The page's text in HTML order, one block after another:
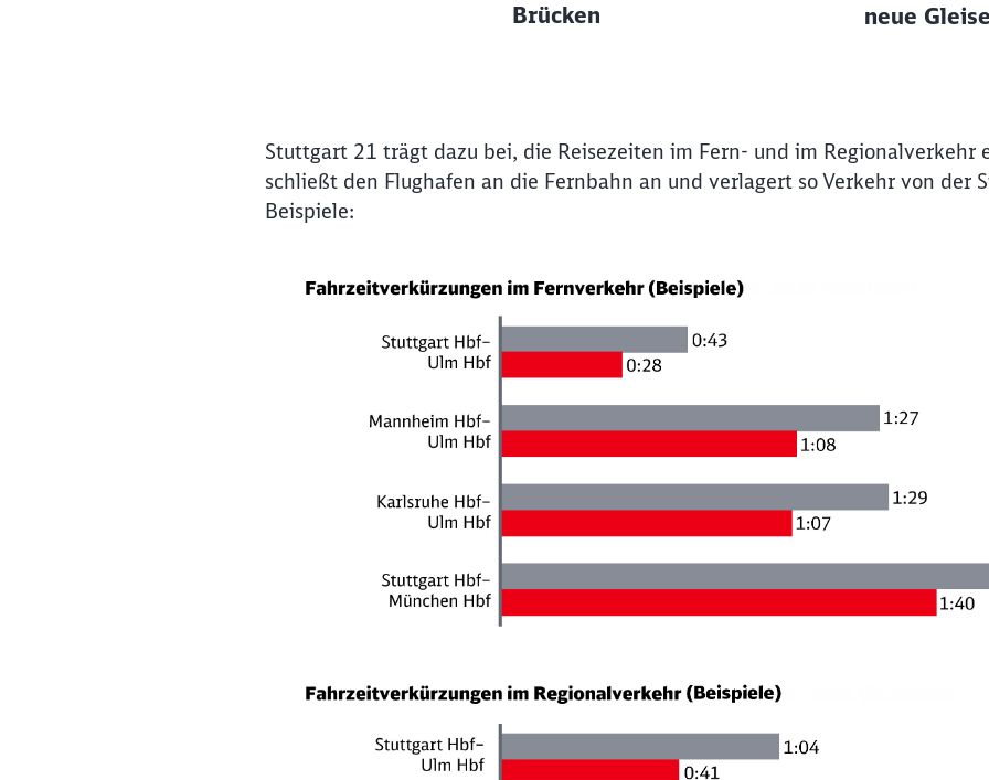
Brücken neue Gleise
rund 100 Kilometer neue GleiseStuttgart 21 trägt dazu bei, die Reisezeiten im Fern- und im Regionalverkehr
schließt den Flughafen an die Fernbahn an und verlagert so Verkehr von der
Beispiele: